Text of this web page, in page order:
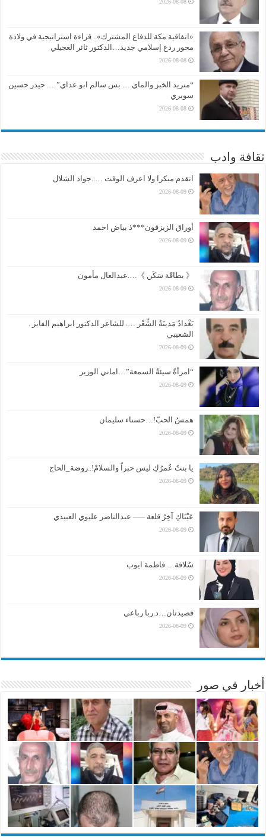
2026-08-08
«اتفاقية مكة للدفاع المشترك».. قراءة استراتيجية في ولادة
محور ردع إسلامي جديد…الدكتور ثائر العجيلي
2026-08-08
“منريد الخبز والماي … بس سالم ابو عداي”…. حيدر حسين
سويري
2026-08-08
ثقافة وادب
اتقدم مبكرا ولا اعرف الوقت …..جواد الشلال
2026-08-09
أوراق الزيزفون***ذ بياض احمد
2026-08-09
《 بطاقَة سَكَن 》….عبدالعال مأمون
2026-08-09
بَغْدادُ مَدينَةُ الشِّعْر …. للشاعر الدكتور ابراهيم الفايز .
الشعيبي
2026-08-09
“امرأةٌ سيئةُ السمعة”…اماني الوزير
2026-08-09
همسُ الحبّ!…حسناء سليمان
2026-08-09
يا بنتُ عُمرُكِ ليس حبراً والسلامْ!..روضة_الحاج
2026-08-09
عَيْنَاكِ آخِرُ قلعة —– عبدالناصر عليوي العبيدي
2026-08-09
سُلافة….فاطمة ايوب
2026-08-09
قصيدتان…د.ربا رباعي
2026-08-09
أخبار في صور